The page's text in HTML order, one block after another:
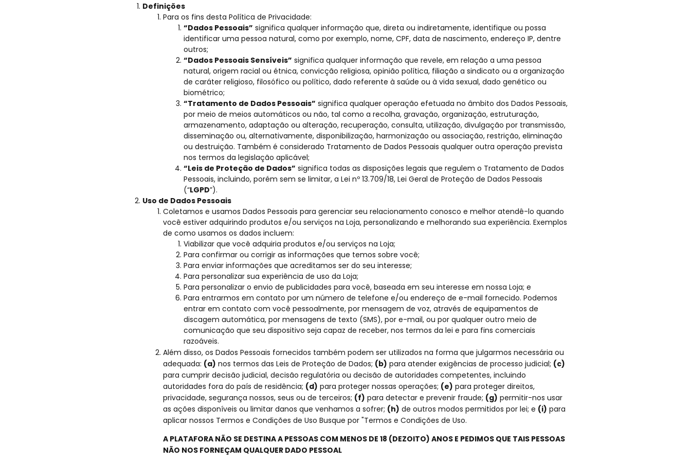
Definições
Para os fins desta Política de Privacidade:
“Dados Pessoais” significa qualquer informação que, direta ou indiretamente, identifique ou possa
identificar uma pessoa natural, como por exemplo, nome, CPF, data de nascimento, endereço IP, dentre
outros;
“Dados Pessoais Sensíveis” significa qualquer informação que revele, em relação a uma pessoa
natural, origem racial ou étnica, convicção religiosa, opinião política, filiação a sindicato ou a organização
de caráter religioso, filosófico ou político, dado referente à saúde ou à vida sexual, dado genético ou
biométrico;
“Tratamento de Dados Pessoais” significa qualquer operação efetuada no âmbito dos Dados Pessoais,
por meio de meios automáticos ou não, tal como a recolha, gravação, organização, estruturação,
armazenamento, adaptação ou alteração, recuperação, consulta, utilização, divulgação por transmissão,
disseminação ou, alternativamente, disponibilização, harmonização ou associação, restrição, eliminação
ou destruição. Também é considerado Tratamento de Dados Pessoais qualquer outra operação prevista
nos termos da legislação aplicável;
“Leis de Proteção de Dados” significa todas as disposições legais que regulem o Tratamento de Dados
Pessoais, incluindo, porém sem se limitar, a Lei nº 13.709/18, Lei Geral de Proteção de Dados Pessoais
(“LGPD”).
Uso de Dados Pessoais
Coletamos e usamos Dados Pessoais para gerenciar seu relacionamento conosco e melhor atendê-lo quando
você estiver adquirindo produtos e/ou serviços na Loja, personalizando e melhorando sua experiência. Exemplos
de como usamos os dados incluem:
Viabilizar que você adquiria produtos e/ou serviços na Loja;
Para confirmar ou corrigir as informações que temos sobre você;
Para enviar informações que acreditamos ser do seu interesse;
Para personalizar sua experiência de uso da Loja;
Para personalizar o envio de publicidades para você, baseada em seu interesse em nossa Loja; e
Para entrarmos em contato por um número de telefone e/ou endereço de e-mail fornecido. Podemos
entrar em contato com você pessoalmente, por mensagem de voz, através de equipamentos de
discagem automática, por mensagens de texto (SMS), por e-mail, ou por qualquer outro meio de
comunicação que seu dispositivo seja capaz de receber, nos termos da lei e para fins comerciais
razoáveis.
Além disso, os Dados Pessoais fornecidos também podem ser utilizados na forma que julgarmos necessária ou
adequada: (a) nos termos das Leis de Proteção de Dados; (b) para atender exigências de processo judicial; (c)
para cumprir decisão judicial, decisão regulatória ou decisão de autoridades competentes, incluindo
autoridades fora do país de residência; (d) para proteger nossas operações; (e) para proteger direitos,
privacidade, segurança nossos, seus ou de terceiros; (f) para detectar e prevenir fraude; (g) permitir-nos usar
as ações disponíveis ou limitar danos que venhamos a sofrer; (h) de outros modos permitidos por lei; e (i) para
aplicar nossos Termos e Condições de Uso Busque por "Termos e Condições de Uso.
A PLATAFORA NÃO SE DESTINA A PESSOAS COM MENOS DE 18 (DEZOITO) ANOS E PEDIMOS QUE TAIS PESSOAS
NÃO NOS FORNEÇAM QUALQUER DADO PESSOAL